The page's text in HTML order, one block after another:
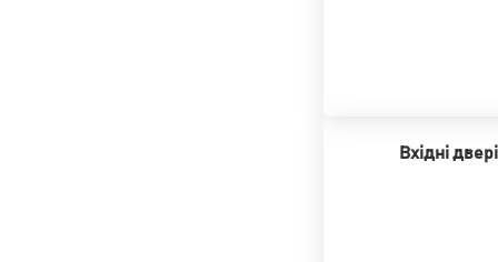
Вхідні двері